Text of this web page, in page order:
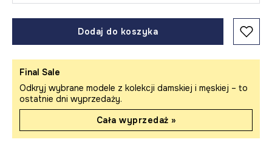
Dodaj do koszyka
Final Sale
Odkryj wybrane modele z kolekcji damskiej i męskiej – to
ostatnie dni wyprzedaży.
Cała wyprzedaż »